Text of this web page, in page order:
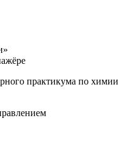
практикума по химии